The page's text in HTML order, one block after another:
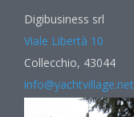
Digibusiness srl
Viale Libertà 10
Collecchio, 43044
info@yachtvillage.net